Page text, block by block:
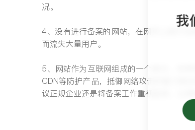
况。
4、没有进行备案的网站，在网页上就不
而流失大量用户。
5、网站作为互联网组成的一个部分，非
CDN等防护产品，抵御网络攻击的能力就
议正规企业还是将备案工作重视起来，让
我